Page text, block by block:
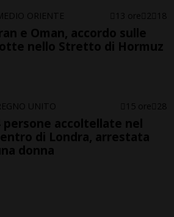
ORIENTE 13 ore 2 18
e Oman, accordo sulle
nello Stretto di Hormuz
UNITO 15 ore 28
persone accoltellate nel
di Londra, arrestata
donna